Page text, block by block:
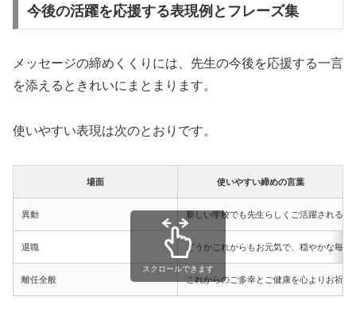
今後の活躍を応援する表現例とフレーズ集
メッセージの締めくくりには、先生の今後を応援する一言
を添えるときれいにまとまります。
使いやすい表現は次のとおりです。
場面 使いやすい締めの言葉
異動 新しい学校でも先生らしくご活躍される
退職 どうかこれからもお元気で、穏やかな毎日
離任全般 これからのご多幸とご健康を心よりお祈り
スクロールできます